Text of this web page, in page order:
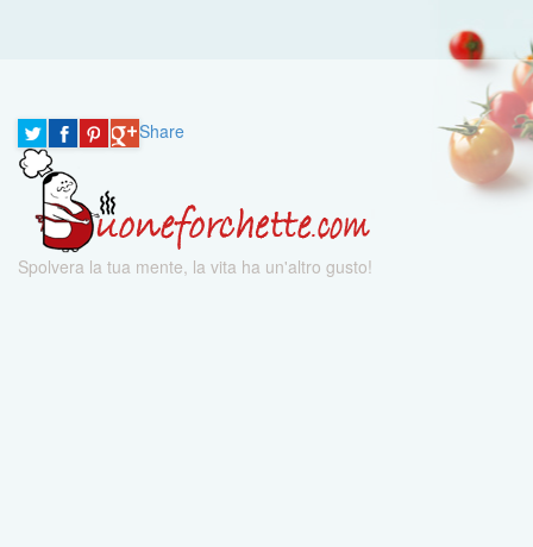
Share
Spolvera la tua mente, la vita ha un'altro gusto!